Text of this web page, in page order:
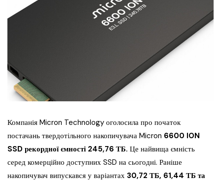
Компанія Micron Technology оголосила про початок
постачань твердотільного накопичувача Micron 6600 ION
SSD рекордної ємності 245,76 ТБ. Це найвища ємність
серед комерційно доступних SSD на сьогодні. Раніше
накопичувач випускався у варіантах 30,72 ТБ, 61,44 ТБ та